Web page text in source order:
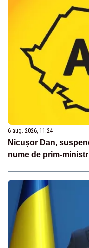
6 aug. 2026, 11:24
Nicușor Dan,
nume de prim-